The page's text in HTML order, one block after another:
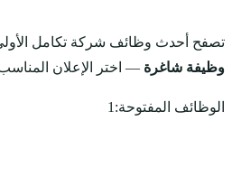
تصفح أحدث وظائف شركة تكامل الأولى
وظيفة شاغرة — اختر الإعلان
الوظائف المفتوحة: 1